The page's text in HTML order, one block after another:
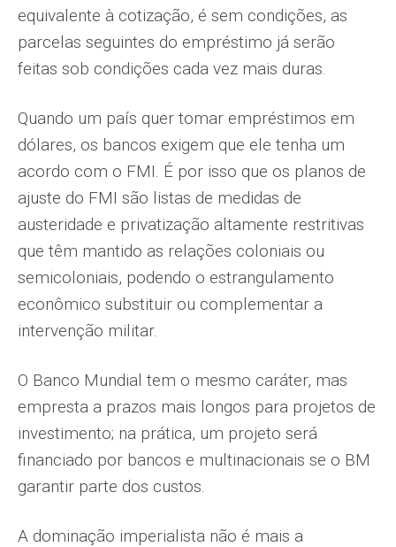
equivalente à cotização, é sem condições, as
parcelas seguintes do empréstimo já serão
feitas sob condições cada vez mais duras.
Quando um país quer tomar empréstimos em
dólares, os bancos exigem que ele tenha um
acordo com o FMI. É por isso que os planos de
ajuste do FMI são listas de medidas de
austeridade e privatização altamente restritivas
que têm mantido as relações coloniais ou
semicoloniais, podendo o estrangulamento
econômico substituir ou complementar a
intervenção militar.
O Banco Mundial tem o mesmo caráter, mas
empresta a prazos mais longos para projetos de
investimento; na prática, um projeto será
financiado por bancos e multinacionais se o BM
garantir parte dos custos.
A dominação imperialista não é mais a